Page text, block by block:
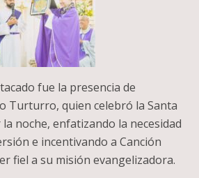
fue la presencia de
Turturro, quien celebró la Santa
noche, enfatizando la necesidad
e incentivando a Canción
fiel a su misión evangelizadora.